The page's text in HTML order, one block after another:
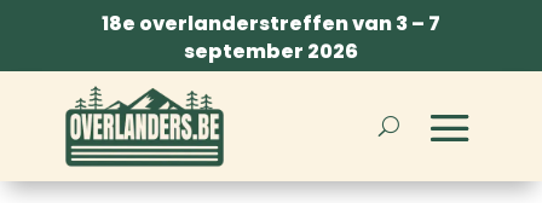
18e overlanderstreffen van 3 – 7
september 2026